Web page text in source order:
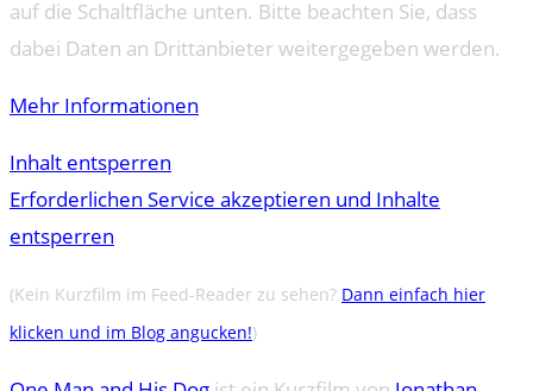
auf die Schaltfläche unten. Bitte beachten Sie, dass
dabei Daten an Drittanbieter weitergegeben werden.
Mehr Informationen
Inhalt entsperren
Erforderlichen Service akzeptieren und Inhalte
entsperren
(Kein Kurzfilm im Feed-Reader zu sehen? Dann einfach hier
klicken und im Blog angucken!)